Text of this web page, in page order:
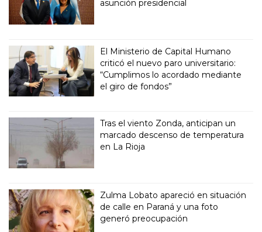
asunción presidencial
El Ministerio de Capital Humano
criticó el nuevo paro universitario:
“Cumplimos lo acordado mediante
el giro de fondos”
Tras el viento Zonda, anticipan un
marcado descenso de temperatura
en La Rioja
Zulma Lobato apareció en situación
de calle en Paraná y una foto
generó preocupación